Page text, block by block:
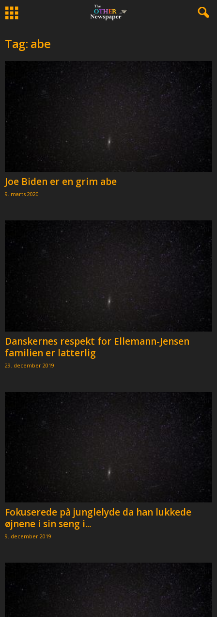
Tag: abe
Joe Biden er en grim abe
9. marts 2020
Danskernes respekt for Ellemann-Jensen
familien er latterlig
29. december 2019
Fokuserede på junglelyde da han lukkede
øjnene i sin seng i...
9. december 2019